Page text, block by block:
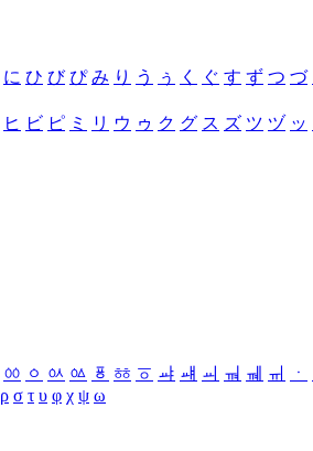
に ひ び ぴ み り う ぅ く ぐ す ず つ づ
ヒ ビ ピ ミ リ ウ ゥ ク グ ス ズ ツ ヅ ッ
ㆀ ㆁ ㆂ ㆃ ㆄ ㆅ ㆆ ㆇ ㆈ ㆉ ㆊ ㆋ ㆌ ㆍ
ρ σ τ υ φ χ ψ ω